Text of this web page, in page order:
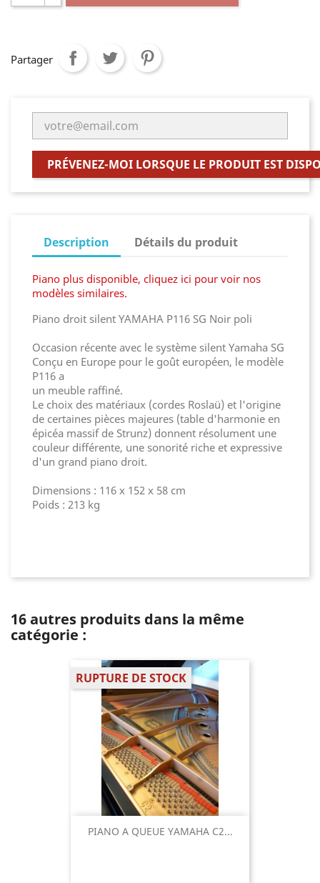
Partager
PRÉVENEZ-MOI LORSQUE LE PRODUIT EST
Description Détails du produit
Piano plus disponible, cliquez ici pour voir nos
modèles similaires.
Piano droit silent YAMAHA P116 SG Noir poli
Occasion récente avec le système silent Yamaha SG
Conçu en Europe pour le goût européen, le modèle
P116 a
un meuble raffiné.
Le choix des matériaux (cordes Roslaü) et l'origine
de certaines pièces majeures (table d'harmonie en
épicéa massif de Strunz) donnent résolument une
couleur différente, une sonorité riche et expressive
d'un grand piano droit.
Dimensions : 116 x 152 x 58 cm
Poids : 213 kg
16 autres produits dans la même
catégorie :
PIANO A QUEUE YAMAHA C2...
RUPTURE DE STOCK